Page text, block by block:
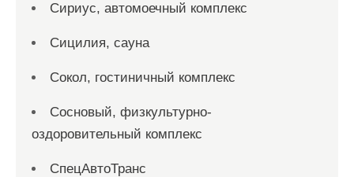
Сириус, автомоечный комплекс
Сицилия, сауна
Сокол, гостиничный комплекс
Сосновый, физкультурно-
оздоровительный комплекс
СпецАвтоТранс